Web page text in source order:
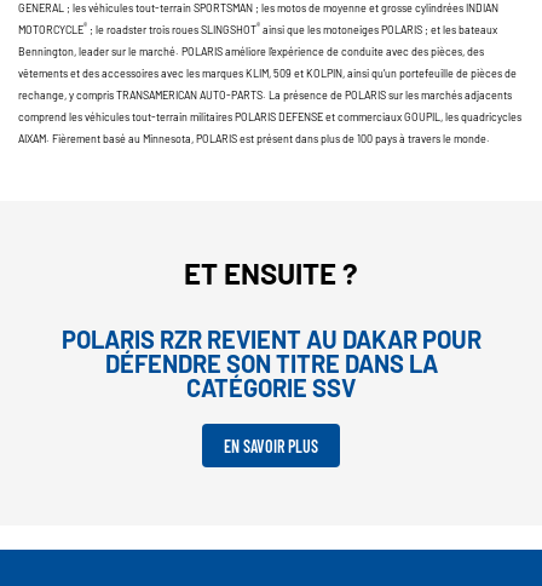
GENERAL ; les véhicules tout-terrain SPORTSMAN ; les motos de moyenne et grosse cylindrées INDIAN
MOTORCYCLE® ; le roadster trois roues SLINGSHOT® ainsi que les motoneiges POLARIS ; et les bateaux
Bennington, leader sur le marché. POLARIS améliore l’expérience de conduite avec des pièces, des
vêtements et des accessoires avec les marques KLIM, 509 et KOLPIN, ainsi qu’un portefeuille de pièces de
rechange, y compris TRANSAMERICAN AUTO-PARTS. La présence de POLARIS sur les marchés adjacents
comprend les véhicules tout-terrain militaires POLARIS DEFENSE et commerciaux GOUPIL, les quadricycles
AIXAM. Fièrement basé au Minnesota, POLARIS est présent dans plus de 100 pays à travers le monde.
ET ENSUITE ?
POLARIS RZR REVIENT AU DAKAR POUR
DÉFENDRE SON TITRE DANS LA
CATÉGORIE SSV
EN SAVOIR PLUS